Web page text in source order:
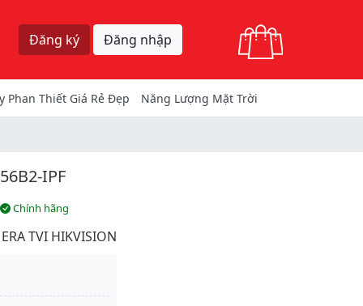
Đăng ký Đăng nhập
Phan Thiết Giá Rẻ Đẹp Năng Lượng Mặt Trời
IPF
Chính hãng
TVI HIKVISION